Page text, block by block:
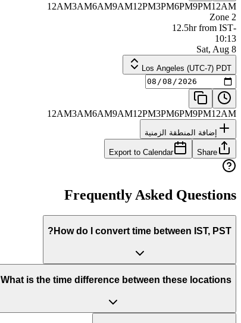
12AM3AM6AM9AM12PM3PM6PM9PM12AM
Zone 2
-12.5hr from IST
10:13
Sat, Aug 8
Los Angeles (UTC-7) PDT
12AM3AM6AM9AM12PM3PM6PM9PM12AM
إضافة المنطقة الزمنية
Share
Export to Calendar
Frequently Asked Questions
How do I convert time between IST, PST?
What is the time difference between these locations?